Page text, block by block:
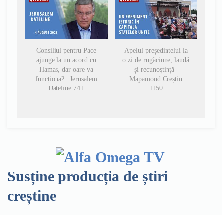
Consiliul pentru Pace
ajunge la un acord cu
Hamas, dar oare va
funcționa? | Jerusalem
Dateline 741
Apelul președintelui la
o zi de rugăciune, laudă
și recunoștință |
Mapamond Creștin
1150
Susține producția de știri
creștine